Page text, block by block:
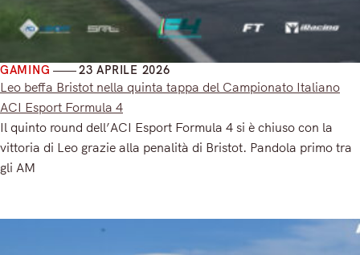
GAMING 23 APRILE 2026
Leo beffa Bristot nella quinta tappa del Campionato Italiano
ACI Esport Formula 4
Il quinto round dell’ACI Esport Formula 4 si è chiuso con la
vittoria di Leo grazie alla penalità di Bristot. Pandola primo tra
gli AM